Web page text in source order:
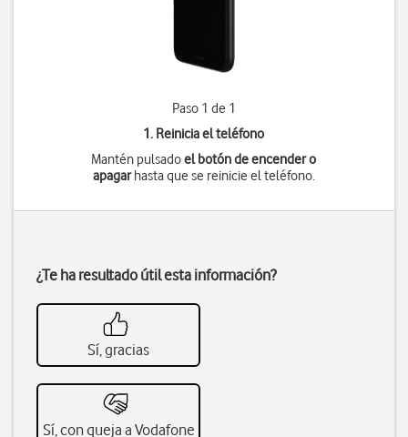
Paso 1 de 1
1. Reinicia el teléfono
Mantén pulsadoel botón de encender o
apagarhasta que se reinicie el teléfono.
¿Te ha resultado útil esta información?
Sí, gracias
Sí, con queja a Vodafone